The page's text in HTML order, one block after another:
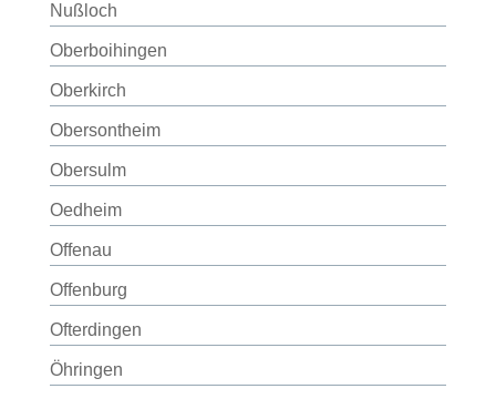
Nußloch
Oberboihingen
Oberkirch
Obersontheim
Obersulm
Oedheim
Offenau
Offenburg
Ofterdingen
Öhringen